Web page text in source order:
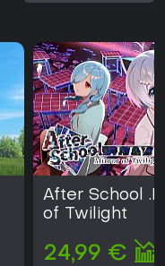
After School
of Twilight
24,99 €